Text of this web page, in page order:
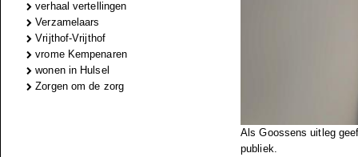
verhaal vertellingen
Verzamelaars
Vrijthof-Vrijthof
vrome Kempenaren
wonen in Hulsel
Zorgen om de zorg
Als Goossens uitleg
publiek.